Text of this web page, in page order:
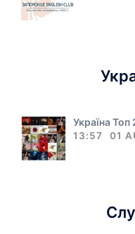
Україна
13:57 01